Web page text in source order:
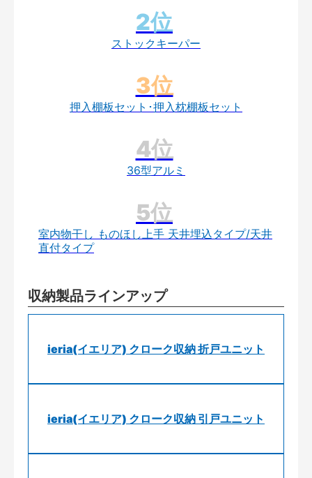
ストックキーパー
押入棚板セット･押入枕棚板セット
36型アルミ
室内物干し ものほし上手 天井埋込タイプ/天井
直付タイプ
収納製品ラインアップ
ieria(イエリア) クローク収納 折戸ユニット
ieria(イエリア) クローク収納 引戸ユニット